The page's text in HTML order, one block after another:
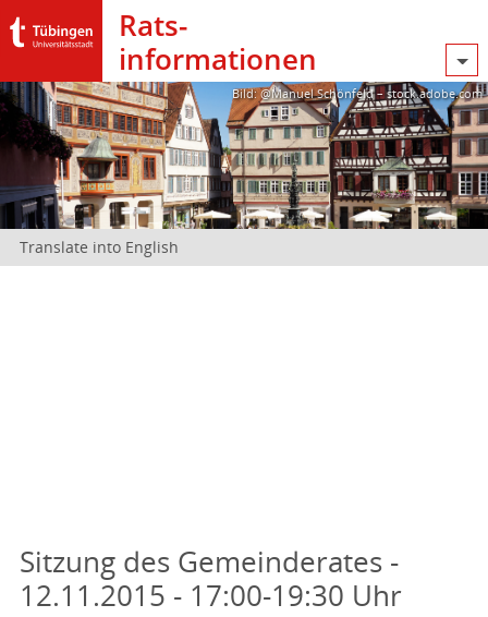
Rats­
informationen
Bild: @Manuel Schönfeld – stock.adobe.com
Translate into English
Sitzung des Gemeinderates -
12.11.2015 - 17:00-19:30 Uhr